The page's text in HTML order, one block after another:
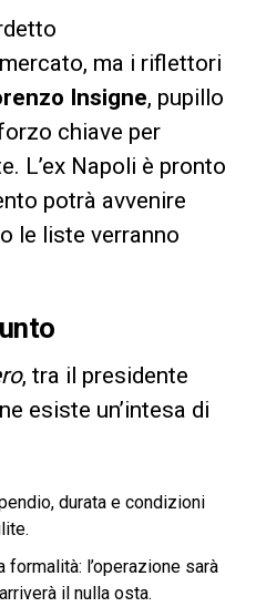
ma i riflettori
Insigne, pupillo
chiave per
L’ex Napoli è pronto
potrà avvenire
le liste verranno
, tra il presidente
esiste un’intesa di
durata e condizioni
formalità: l’operazione sarà
il nulla osta.